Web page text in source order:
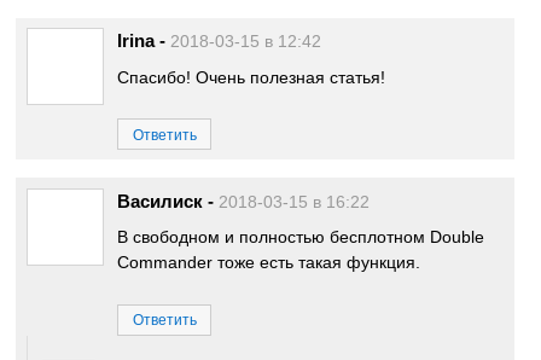
Irina - 2018-03-15 в 12:42
Спасибо! Очень полезная статья!
Ответить
Василиск - 2018-03-15 в 16:22
В свободном и полностью бесплотном Double
Commander тоже есть такая функция.
Ответить